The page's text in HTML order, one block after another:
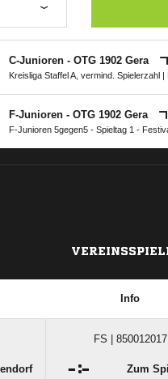
C-Junioren - OTG 1902 Gera
Kreisliga Staffel A, vermind. Spielerzahl |
F-Junioren - OTG 1902 Gera
F-Junioren 5gegen5 - Spieltag 1 -
Info
FS | 850012017
: Zum